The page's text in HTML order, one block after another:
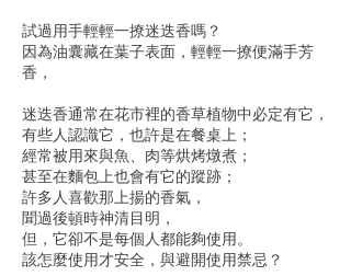
試過用手輕輕一撩迷迭香嗎？
因為油囊藏在葉子表面，輕輕一撩便滿手芳
香，
迷迭香通常在花市裡的香草植物中必定有它，
有些人認識它，也許是在餐桌上；
經常被用來與魚、肉等烘烤燉煮；
甚至在麵包上也會有它的蹤跡；
許多人喜歡那上揚的香氣，
聞過後頓時神清目明，
但，它卻不是每個人都能夠使用。
該怎麼使用才安全，與避開使用禁忌？